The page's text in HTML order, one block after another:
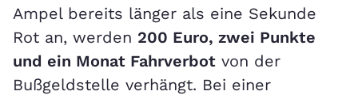
Ampel bereits länger als eine Sekunde
Rot an, werden 200 Euro, zwei Punkte
und ein Monat Fahrverbot von der
Bußgeldstelle verhängt. Bei einer